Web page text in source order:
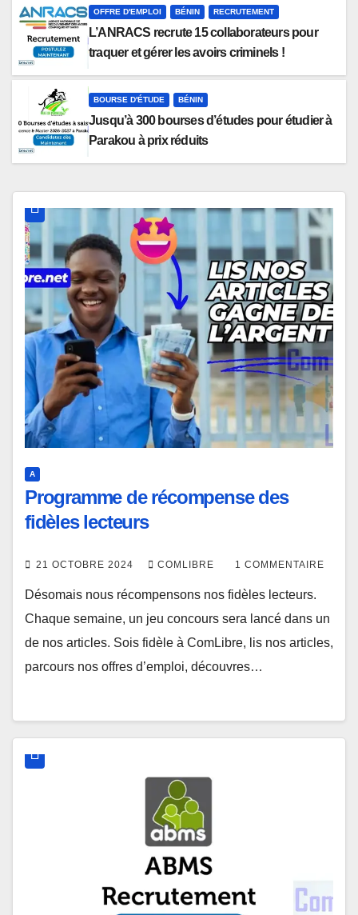
OFFRE D'EMPLOI BÉNIN RECRUTEMENT
L’ANRACS recrute 15 collaborateurs pour
traquer et gérer les avoirs criminels !
BOURSE D'ÉTUDE BÉNIN
Jusqu’à 300 bourses d’études pour étudier à
Parakou à prix réduits
A
Programme de récompense des
fidèles lecteurs
21 OCTOBRE 2024 COMLIBRE 1 COMMENTAIRE
Désomais nous récompensons nos fidèles lecteurs.
Chaque semaine, un jeu concours sera lancé dans un
de nos articles. Sois fidèle à ComLibre, lis nos articles,
parcours nos offres d’emploi, découvres…